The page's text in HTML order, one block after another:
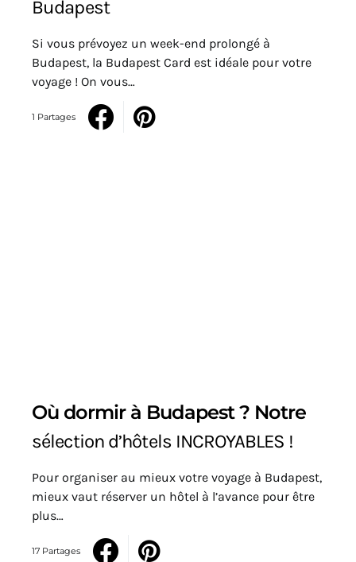
Budapest
Si vous prévoyez un week-end prolongé à
Budapest, la Budapest Card est idéale pour votre
voyage ! On vous…
1 Partages
Où dormir à Budapest ? Notre
sélection d’hôtels INCROYABLES !
Pour organiser au mieux votre voyage à Budapest,
mieux vaut réserver un hôtel à l’avance pour être
plus…
17 Partages